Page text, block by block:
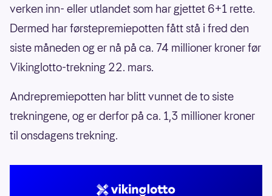
verken inn- eller utlandet som har gjettet 6+1 rette.
Dermed har førstepremiepotten fått stå i fred den
siste måneden og er nå på ca. 74 millioner kroner før
Vikinglotto-trekning 22. mars.
Andrepremiepotten har blitt vunnet de to siste
trekningene, og er derfor på ca. 1,3 millioner kroner
til onsdagens trekning.